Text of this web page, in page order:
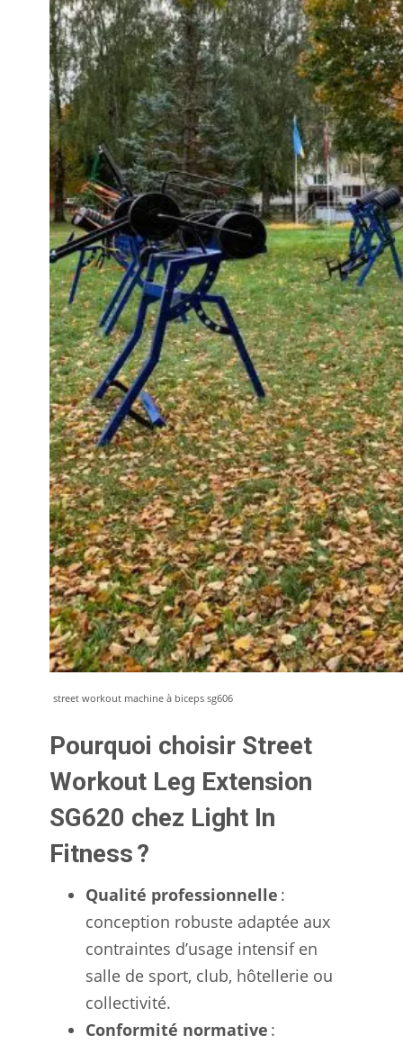
street workout machine à biceps sg606
Pourquoi choisir Street
Workout Leg Extension
SG620 chez Light In
Fitness ?
Qualité professionnelle :
conception robuste adaptée aux
contraintes d’usage intensif en
salle de sport, club, hôtellerie ou
collectivité.
Conformité normative :